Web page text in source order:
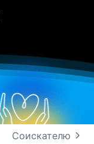
Соискателю